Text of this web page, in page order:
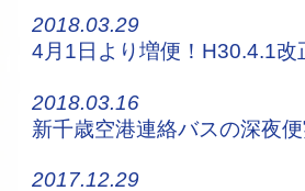
2018.03.29
2018.03.16
2017.12.29